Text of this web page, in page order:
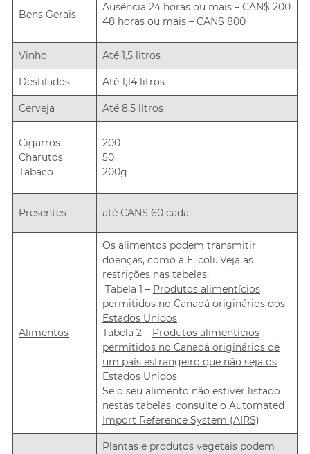
Bens Gerais
Ausência 24 horas ou mais – CAN$ 200
48 horas ou mais – CAN$ 800
Vinho Até 1,5 litros
Destilados Até 1,14 litros
Cerveja Até 8,5 litros
Cigarros
Charutos
Tabaco
200
50
200g
Presentes até CAN$ 60 cada
Alimentos
Os alimentos podem transmitir
doenças, como a E. coli. Veja as
restrições nas tabelas:
Tabela 1 – Produtos alimentícios
permitidos no Canadá originários dos
Estados Unidos
Tabela 2 – Produtos alimentícios
permitidos no Canadá originários de
um país estrangeiro que não seja os
Estados Unidos
Se o seu alimento não estiver listado
nestas tabelas, consulte o Automated
Import Reference System (AIRS)
Plantas e produtos vegetais podem